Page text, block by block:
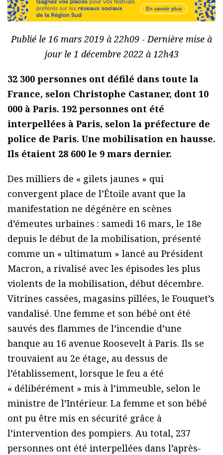
Publié le 16 mars 2019 à 22h09 - Dernière mise à
jour le 1 décembre 2022 à 12h43
32 300 personnes ont défilé dans toute la
France, selon Christophe Castaner, dont 10
000 à Paris. 192 personnes ont été
interpellées à Paris, selon la préfecture de
police de Paris. Une mobilisation en hausse.
Ils étaient 28 600 le 9 mars dernier.
Des milliers de « gilets jaunes » qui
convergent place de l’Étoile avant que la
manifestation ne dégénère en scènes
d’émeutes urbaines : samedi 16 mars, le 18e
depuis le début de la mobilisation, présenté
comme un « ultimatum » lancé au Président
Macron, a rivalisé avec les épisodes les plus
violents de la mobilisation, début décembre.
Vitrines cassées, magasins pillées, le Fouquet’s
vandalisé. Une femme et son bébé ont été
sauvés des flammes de l’incendie d’une
banque au 16 avenue Roosevelt à Paris. Ils se
trouvaient au 2e étage, au dessus de
l’établissement, lorsque le feu a été
« délibérément » mis à l’immeuble, selon le
ministre de l’Intérieur. La femme et son bébé
ont pu être mis en sécurité grâce à
l’intervention des pompiers. Au total, 237
personnes ont été interpellées dans l’après-